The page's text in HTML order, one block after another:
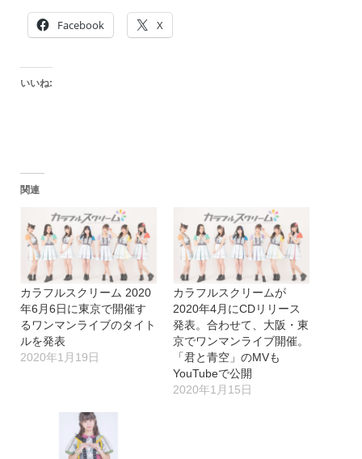
Facebook X
いいね:
関連
カラフルスクリーム 2020
年6月6日に東京で開催す
るワンマンライブのタイト
ルを発表
2020年1月19日
カラフルスクリームが
2020年4月にCDリリース
発表。合わせて、大阪・東
京でワンマンライブ開催。
「君と青空」のMVも
YouTubeで公開
2020年1月15日